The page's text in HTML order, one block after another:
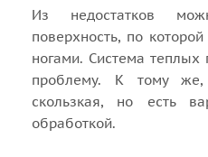
Из недостатков
поверхность, по
ногами. Система
проблему. К тому же,
скользкая, но есть
обработкой.